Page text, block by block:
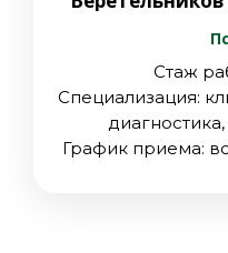
Стаж
Специализация:
График приема: